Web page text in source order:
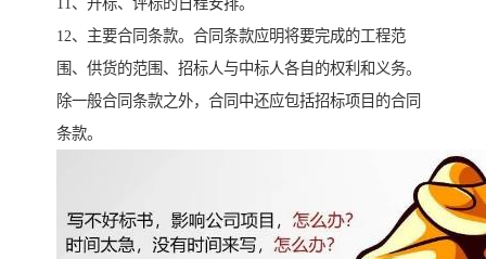
11、开标、评标的日程安排。
12、主要合同条款。合同条款应明将要完成的工程范
围、供货的范围、招标人与中标人各自的权利和义务。
除一般合同条款之外，合同中还应包括招标项目的合同
条款。